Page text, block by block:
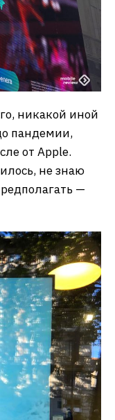
никакой иной
пандемии,
от Apple.
не знаю
—